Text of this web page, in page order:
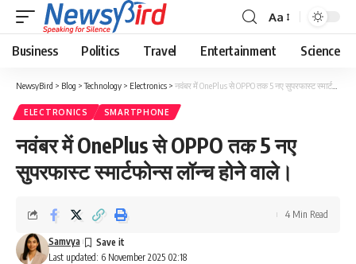
Aa
Business Politics Travel Entertainment Science
NewsyBird > Blog >Technology > Electronics > नवंबर में OnePlus से OPPO तक 5 नए सुपरफास्ट स्मार्टफोन्स लॉन्च होने वाले।
ELECTRONICS SMARTPHONE
नवंबर में OnePlus से OPPO तक 5 नए
सुपरफास्ट स्मार्टफोन्स लॉन्च होने वाले।
Last updated: 6 November 2025 02:18
Samvya
4 Min Read